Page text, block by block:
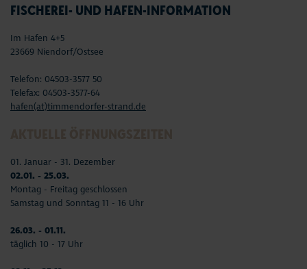
FISCHEREI- UND HAFEN-INFORMATION
Im Hafen 4+5
23669 Niendorf/Ostsee
Telefon: 04503-3577 50
Telefax: 04503-3577-64
hafen(at)timmendorfer-strand.de
01. Januar - 31. Dezember
02.01. - 25.03.
Montag - Freitag geschlossen
Samstag und Sonntag 11 - 16 Uhr
26.03. - 01.11.
täglich 10 - 17 Uhr